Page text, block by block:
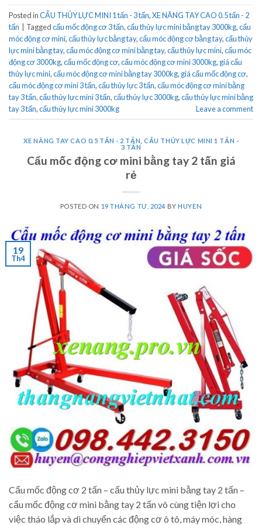
Posted inCẨU THỦY LỰC MINI 1 tấn - 3 tấn,XE NÂNG TAY CAO 0.5 tấn - 2
tấn | Taggedcẩu mốc động cơ 3 tấn,cẩu thủy lực mini bằng tay 3000kg,cẩu
móc động cơ mini,cẩu thủy lực bằng tay,cẩu móc động cơ bằng tay,cẩu thủy
lực mini bằng tay,cẩu móc động cơ mini bằng tay,cẩu thủy lực mini,cẩu móc
động cơ 3000kg,cẩu mốc động cơ,cẩu móc động cơ mini 3000kg, giá cẩu
thủy lực mini,cẩu móc động cơ mini bằng tay 3000kg, giá cẩu mốc động cơ,
cẩu móc động cơ mini 3 tấn,cẩu thủy lực 3 tấn,cẩu móc động cơ mini bằng
tay 3 tấn,cẩu thủy lực mini 3 tấn,cẩu thủy lực 3000kg,cẩu thủy lực mini bằng
tay 3 tấn,cẩu thủy lực mini 3000kg Leave a comment
XE NÂNG TAY CAO 0.5 TẤN - 2 TẤN ,CẨU THỦY LỰC MINI 1 TẤN -
3 TẤN
Cẩu mốc động cơ mini bằng tay 2 tấn giá
rẻ
POSTED ON 19 THÁNG TƯ, 2024 BYHUYEN
19
Th4
Cẩu mốc động cơ 2 tấn – cẩu thủy lực mini bằng tay 2 tấn –
cẩu mốc động cơ mini bằng tay 2 tấn vô cùng tiện lợi cho
việc tháo lắp và di chuyển các động cơ ô tô, máy móc, hàng